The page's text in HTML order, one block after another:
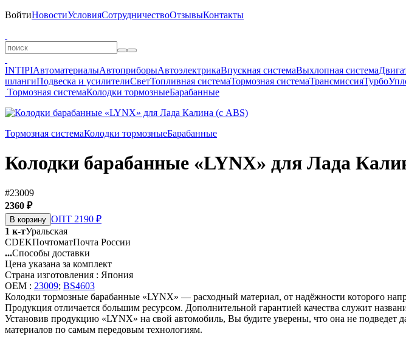
ВойтиНовостиУсловияСотрудничествоОтзывыКонтакты
INTIPIАвтоматериалыАвтоприборыАвтоэлектрикаВпускная системаВыхлопная система
шлангиПодвеска и усилителиСветТопливная системаТормозная системаТрансмиссияТурбо
Тормозная системаКолодки тормозныеБарабанные
Тормозная системаКолодки тормозныеБарабанные
Колодки барабанные «LYNX» для Лада
#23009
2360 ₽
В корзину ОПТ 2190 ₽
1 к-тУральская
CDEKПочтоматПочта России
...Способы доставки
Цена указана за комплект
Страна изготовления : Япония
OEM : 23009; BS4603
Колодки тормозные барабанные «LYNX» — расходный материал, от надёжности которого
Продукция отличается большим ресурсом. Дополнительной гарантией качества служит
Установив продукцию «LYNX» на свой автомобиль, Вы будите уверены, что она не подведет
материалов по самым передовым технологиям.